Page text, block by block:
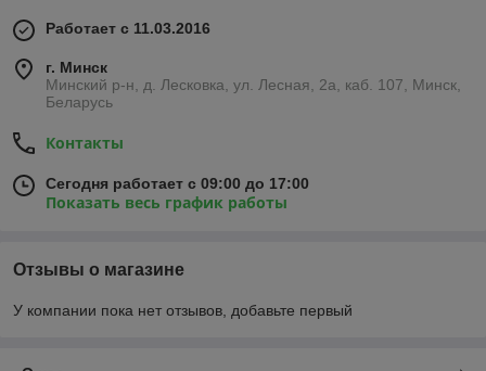
Работает с 11.03.2016
г. Минск
Минский р-н, д. Лесковка, ул. Лесная, 2а, каб. 107, Минск,
Беларусь
Контакты
Сегодня работает с 09:00 до 17:00
Показать весь график работы
Отзывы о магазине
У компании пока нет отзывов, добавьте первый